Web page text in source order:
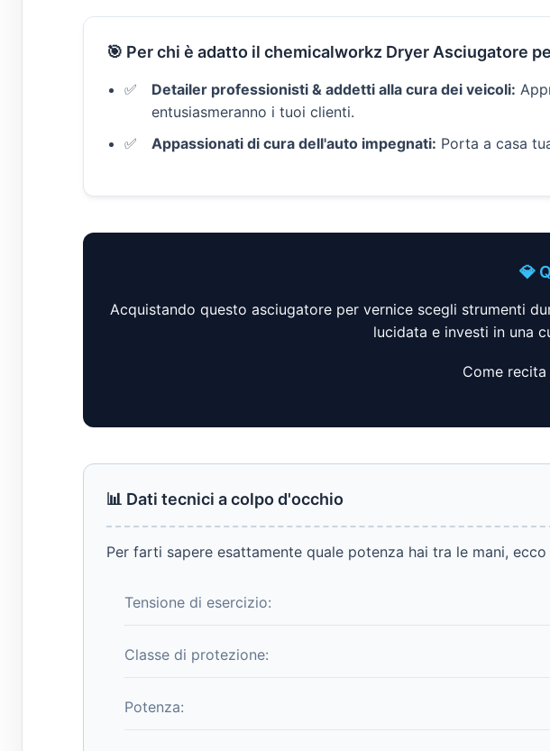
🎯 Per chi è adatto il chemicalworkz Dryer Asciugatore
Detailer professionisti & addetti alla cura dei veicoli:
entusiasmeranno i tuoi clienti.
Appassionati di cura dell'auto impegnati: Porta a casa
💎
Acquistando questo asciugatore per vernice scegli strumenti
lucidata e investi in una
Come
📊 Dati tecnici a colpo d'occhio
Per farti sapere esattamente quale potenza hai tra le mani,
Tensione di esercizio:
Classe di protezione:
Potenza: